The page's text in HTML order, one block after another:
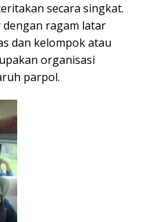
secara singkat.
dengan ragam latar
dan kelompok atau
organisasi
parpol.